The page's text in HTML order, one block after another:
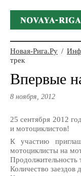
Новая-Рига.Ру /
трек
Впервые
8 ноября, 2012
25 сентября 2012
и мотоциклистов!
К участию
мотоциклисты на
Продолжительность
Количество заездов